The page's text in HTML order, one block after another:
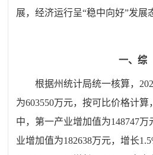
展，经济运行呈“稳中向好”发展
一、综
根据州统计局统一核算，
为603550万元，按可比价格计算，
中，第一产业增加值为148747万
业增加值为182638万元，增长